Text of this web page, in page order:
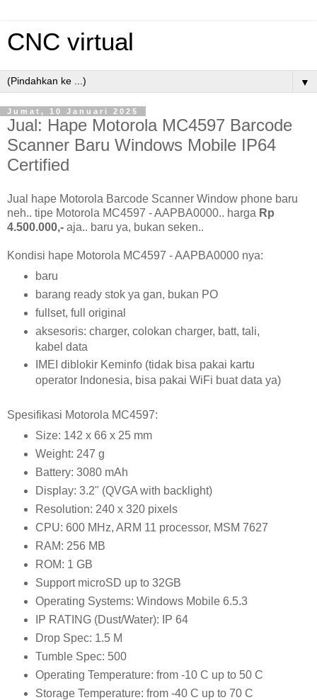
CNC virtual
▼
Jumat, 10 Januari 2025
Jual: Hape Motorola MC4597 Barcode
Scanner Baru Windows Mobile IP64
Certified
Jual hape Motorola Barcode Scanner Window phone baru
neh.. tipe Motorola MC4597 - AAPBA0000.. harga Rp
4.500.000,- aja.. baru ya, bukan seken..
Kondisi hape Motorola MC4597 - AAPBA0000 nya:
baru
barang ready stok ya gan, bukan PO
fullset, full original
aksesoris: charger, colokan charger, batt, tali,
kabel data
IMEI diblokir Keminfo (tidak bisa pakai kartu
operator Indonesia, bisa pakai WiFi buat data ya)
Spesifikasi Motorola MC4597:
Size: 142 x 66 x 25 mm
Weight: 247 g
Battery: 3080 mAh
Display: 3.2" (QVGA with backlight)
Resolution: 240 x 320 pixels
CPU: 600 MHz, ARM 11 processor, MSM 7627
RAM: 256 MB
ROM: 1 GB
Support microSD up to 32GB
Operating Systems: Windows Mobile 6.5.3
IP RATING (Dust/Water): IP 64
Drop Spec: 1.5 M
Tumble Spec: 500
Operating Temperature: from -10 C up to 50 C
Storage Temperature: from -40 C up to 70 C